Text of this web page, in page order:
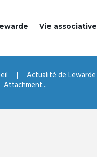
Vie associative
Actualité de Lewarde
Attachment...